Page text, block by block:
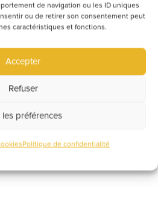
de navigation ou les ID uniques
ou de retirer son consentement peut
caractéristiques et fonctions.
Accepter
Refuser
les préférences
Politique de confidentialité
pour danser, partager
bout de la nuit
ambiance tropicale toute la